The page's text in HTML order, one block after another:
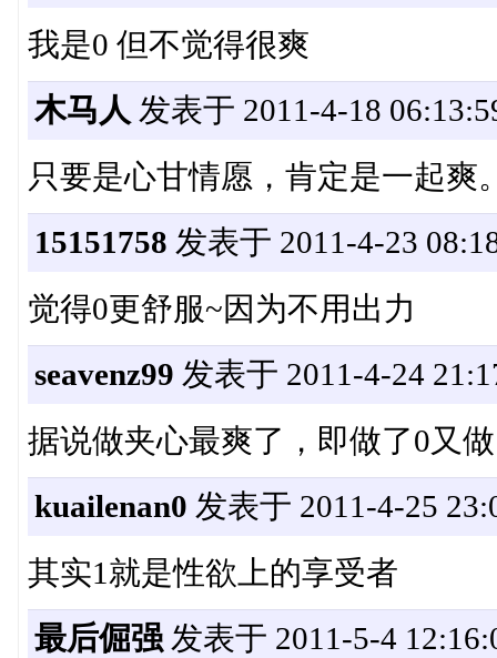
我是0 但不觉得很爽
木马人 发表于 2011-4-18
只要是心甘情愿，肯定是一起爽
15151758 发表于 2011-4-23
觉得0更舒服~因为不用出力
seavenz99 发表于 2011-4-24
据说做夹心最爽了，即做了0又
kuailenan0 发表于 2011-4-25
其实1就是性欲上的享受者
最后倔强发表于 2011-5-4